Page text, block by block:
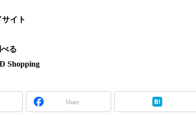
イト
る
Shopping
Share